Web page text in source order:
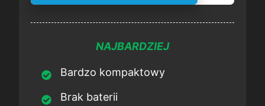
NAJBARDZIEJ
Bardzo kompaktowy
Brak baterii